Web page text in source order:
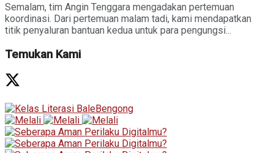
Semalam, tim Angin Tenggara mengadakan pertemuan
koordinasi. Dari pertemuan malam tadi, kami mendapatkan
titik penyaluran bantuan kedua untuk para pengungsi...
Temukan Kami